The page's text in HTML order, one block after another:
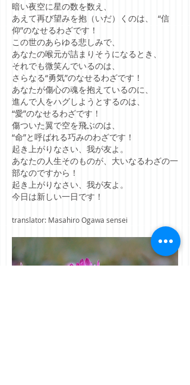
暗い夜空に星の数を数え、
あえて再び望みを抱（いだ）くのは、 “信
仰”のなせるわざです！
この世のあらゆる悲しみで、
あなたの喉元が詰まりそうになるとき、
それでも微笑んでいるのは、
さらなる“勇気”のなせるわざです！
あなたが傷心の魂を抱えているのに、
進んで人をハグしようとするのは、
“愛”のなせるわざです！
傷ついた翼で空を飛ぶのは、
“命”と呼ばれる巧みのわざです！
起き上がりなさい、我が友よ。
あなたの人生そのものが、大いなるわざの一
部なのですから！
起き上がりなさい、我が友よ。
今日は新しい一日です！
translator: Masahiro Ogawa sensei